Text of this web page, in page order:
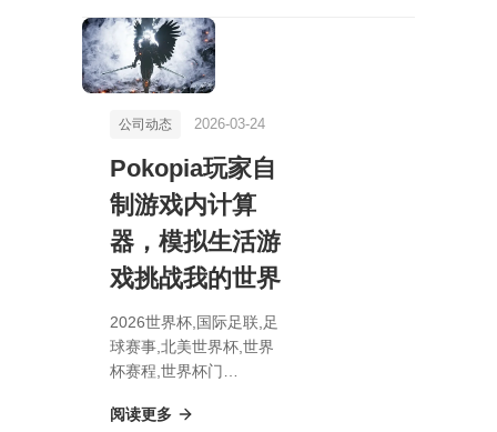
公司动态 2026-03-24
Pokopia玩家自
制游戏内计算
器，模拟生活游
戏挑战我的世界
2026世界杯,国际足联,足
球赛事,北美世界杯,世界
杯赛程,世界杯门
内计算器，模拟生活游戏
阅读更多